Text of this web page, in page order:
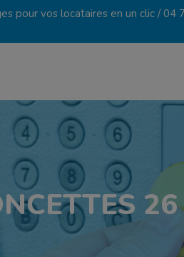
pour vos locataires en un clic /04